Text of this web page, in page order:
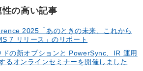
の高い記事
2025「あのときの未来、これから
7 リリース」のリポート
の新オプションと PowerSync、IR 運用
るオンラインセミナーを開催しました